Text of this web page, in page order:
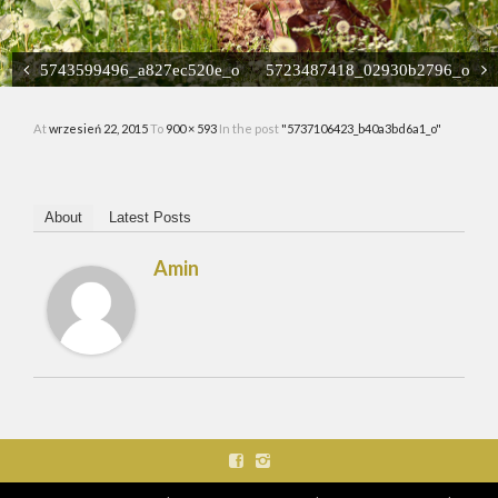
GALERIA
PROMOCJE
KOSMETYKI
5743599496_a827ec520e_o 5723487418_02930b2796_o
Atwrzesień 22, 2015To 900 × 593 In the post "5737106423_b40a3bd6a1_o"
About Latest Posts
Amin